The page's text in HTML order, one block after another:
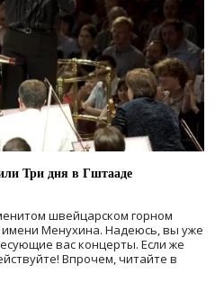
Три дня в Гштааде
швейцарском горном
имени Менухина. Надеюсь, вы уже
вас концерты. Если же
Впрочем, читайте в